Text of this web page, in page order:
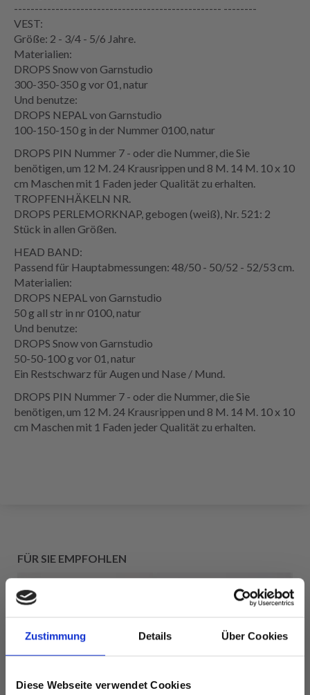
Zustimmung Details Über Cookies
Diese Webseite verwendet Cookies
-------------------------------------------------- --------
VEST:
Größe: 2 - 3/4 - 5/6 Jahre.
Materialien:
DROPS Snow von Garnstudio
300-350-350 g vor 01, natur
Und benutze:
DROPS NEPAL von Garnstudio
100-150-150 g in der Nummer 0100, natur
DROPS PIN Nummer 7 - oder die Nummer, die Sie
benötigen, um 12 M. 24 Krausrippen und 8 M. 14 M. 10 x 10
cm Maschen mit 1 Faden jeder Qualität zu erhalten.
TROPFENHÄKELN NR.
DROPS PERLEMORKNAP, gebogen (weiß), Nr. 521: 2
Stück in allen Größen.
HEAD BAND:
Passend für Hauptabmessungen: 48/50 - 50/52 - 52/53 cm.
Materialien:
DROPS NEPAL von Garnstudio
50 g all str in nr 0100, natur
Und benutze:
DROPS Snow von Garnstudio
50-50-100 g vor 01, natur
Ein Restschwarz für Augen und Nase / Mund.
DROPS PIN Nummer 7 - oder die Nummer, die Sie
benötigen, um 12 M. 24 Krausrippen und 8 M. 14 M. 10 x 10
cm Maschen mit 1 Faden jeder Qualität zu erhalten.
FÜR SIE EMPFOHLEN